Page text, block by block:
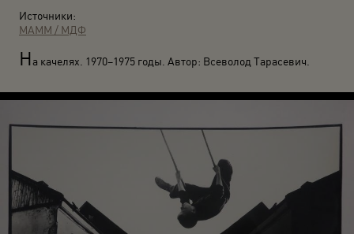
Источники:
МАММ / МДФ
На качелях. 1970–1975 годы. Автор: Всеволод Тарасевич.